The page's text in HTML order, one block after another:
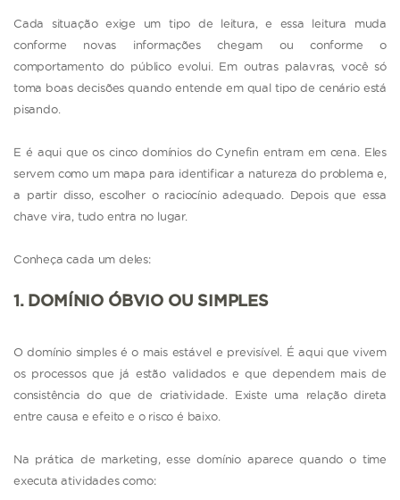
Cada situação exige um tipo de leitura, e essa leitura muda
conforme novas informações chegam ou conforme o
comportamento do público evolui. Em outras palavras, você só
toma boas decisões quando entende em qual tipo de cenário está
pisando.
E é aqui que os cinco domínios do Cynefin entram em cena. Eles
servem como um mapa para identificar a natureza do problema e,
a partir disso, escolher o raciocínio adequado. Depois que essa
chave vira, tudo entra no lugar.
Conheça cada um deles:
1. DOMÍNIO ÓBVIO OU SIMPLES
O domínio simples é o mais estável e previsível. É aqui que vivem
os processos que já estão validados e que dependem mais de
consistência do que de criatividade. Existe uma relação direta
entre causa e efeito e o risco é baixo.
Na prática de marketing, esse domínio aparece quando o time
executa atividades como: